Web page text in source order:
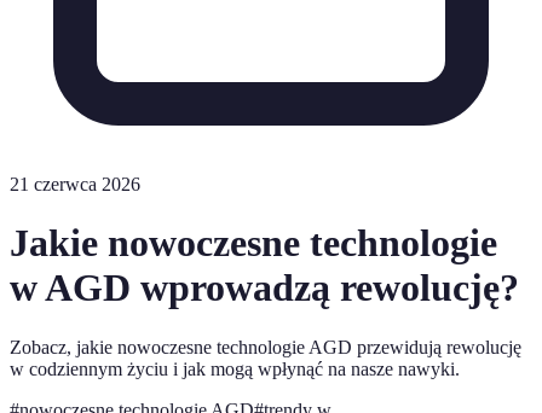
21 czerwca 2026
Jakie nowoczesne technologie
w AGD wprowadzą rewolucję?
Zobacz, jakie nowoczesne technologie AGD przewidują rewolucję
w codziennym życiu i jak mogą wpłynąć na nasze nawyki.